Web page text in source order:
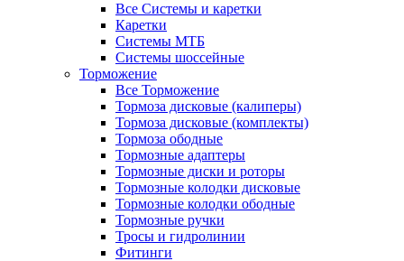
Все Системы и каретки
Каретки
Системы МТБ
Системы шоссейные
Торможение
Все Торможение
Тормоза дисковые (калиперы)
Тормоза дисковые (комплекты)
Тормоза ободные
Тормозные адаптеры
Тормозные диски и роторы
Тормозные колодки дисковые
Тормозные колодки ободные
Тормозные ручки
Тросы и гидролинии
Фитинги